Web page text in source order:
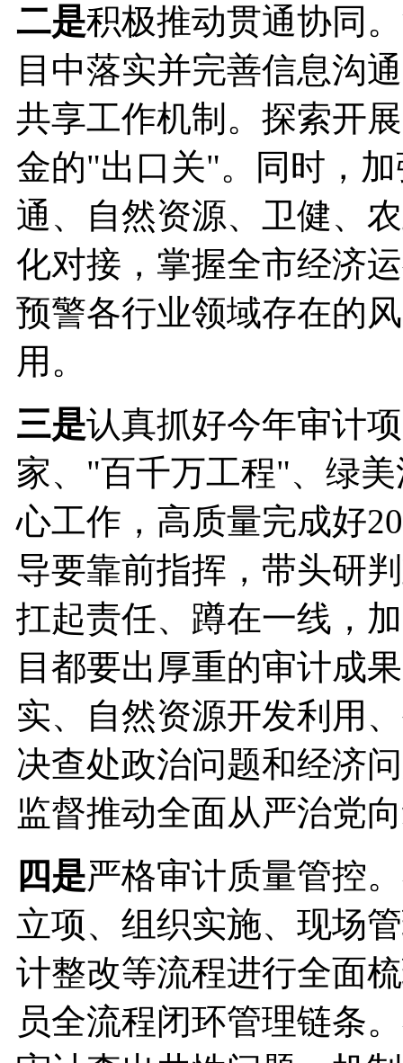
二是积极推动贯通协同
目中落实并完善信息沟
共享工作机制。探索开
金的"出口关"。同时，
通、自然资源、卫健、
化对接，掌握全市经济
预警各行业领域存在的
用。
三是认真抓好今年审计
家、"百千万工程"、绿
心工作，高质量完成好
导要靠前指挥，带头研
扛起责任、蹲在一线，
目都要出厚重的审计成
实、自然资源开发利用
决查处政治问题和经济
监督推动全面从严治党
四是严格审计质量管控
立项、组织实施、现场
计整改等流程进行全面
员全流程闭环管理链条